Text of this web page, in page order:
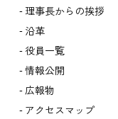
理事長からの挨拶
沿革
役員一覧
情報公開
広報物
アクセスマップ